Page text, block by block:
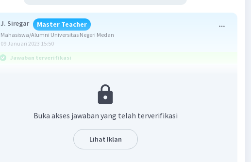
J. Siregar Master Teacher
Mahasiswa/Alumni Universitas Negeri Medan
09 Januari 2023 15:50
Jawaban terverifikasi
Reaktan pembatas adalah pereaksi yang habis terlebih dahulu dan
tak bersisa. Sedangkan reaktan sisa berarti pereaksi yang tidak habis
dan masih bersisa di akhir reaksi. Reaktan pembatas memiliki
perbandingan jumlah zat terhadap koefisien yang paling kecil.
Buka akses jawaban yang telah terverifikasi
Lihat Iklan